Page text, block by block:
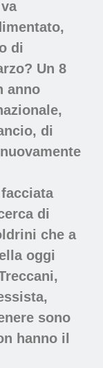
di
Un 8
anno
di
di
che a
oggi
sono
hanno il